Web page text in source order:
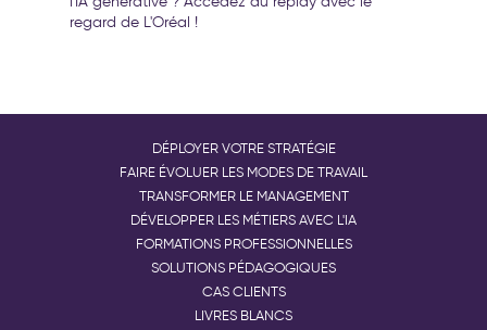
regard de L'Oréal !
DÉPLOYER VOTRE STRATÉGIE
FAIRE ÉVOLUER LES MODES DE TRAVAIL
TRANSFORMER LE MANAGEMENT
DÉVELOPPER LES MÉTIERS AVEC L'IA
FORMATIONS PROFESSIONNELLES
SOLUTIONS PÉDAGOGIQUES
CAS CLIENTS
LIVRES BLANCS